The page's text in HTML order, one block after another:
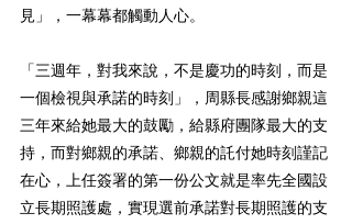
見」，一幕幕都觸動人心。
「三週年，對我來說，不是慶功的時刻，而是
一個檢視與承諾的時刻」，周縣長感謝鄉親這
三年來給她最大的鼓勵，給縣府團隊最大的支
持，而對鄉親的承諾、鄉親的託付她時刻謹記
在心，上任簽署的第一份公文就是率先全國設
立長期照護處，實現選前承諾對長期照護的支